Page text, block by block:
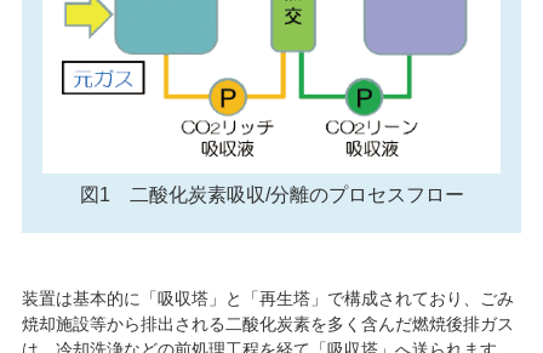
図1 二酸化炭素吸収/分離のプロセスフロー
装置は基本的に「吸収塔」と「再生塔」で構成されており、ごみ
焼却施設等から排出される二酸化炭素を多く含んだ燃焼後排ガス